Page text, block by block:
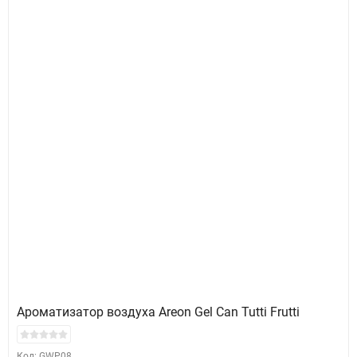
Ароматизатор воздуха Areon Gel Can Tutti Frutti